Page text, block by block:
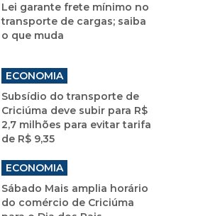
Lei garante frete mínimo no
transporte de cargas; saiba
o que muda
ECONOMIA
Subsídio do transporte de
Criciúma deve subir para R$
2,7 milhões para evitar tarifa
de R$ 9,35
ECONOMIA
Sábado Mais amplia horário
do comércio de Criciúma